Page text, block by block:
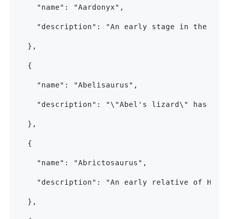
    "name": "Aardonyx",
"description": "An early stage in the
  },
  {
    "name": "Abelisaurus",
"description": "\"Abel's lizard\" has
  },
  {
    "name": "Abrictosaurus",
"description": "An early relative of
  },